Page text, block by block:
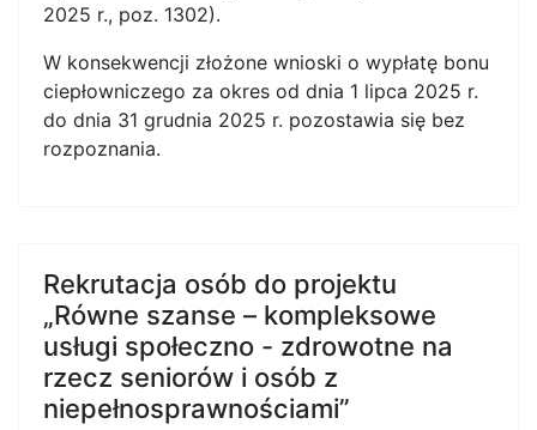
2025 r., poz. 1302).
W konsekwencji złożone wnioski o wypłatę bonu
ciepłowniczego za okres od dnia 1 lipca 2025 r.
do dnia 31 grudnia 2025 r. pozostawia się bez
rozpoznania.
Rekrutacja osób do projektu
„Równe szanse – kompleksowe
usługi społeczno - zdrowotne na
rzecz seniorów i osób z
niepełnosprawnościami”